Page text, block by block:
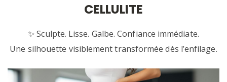
CELLULITE
✨ Sculpte. Lisse. Galbe. Confiance immédiate.
Une silhouette visiblement transformée dès l’enfilage.